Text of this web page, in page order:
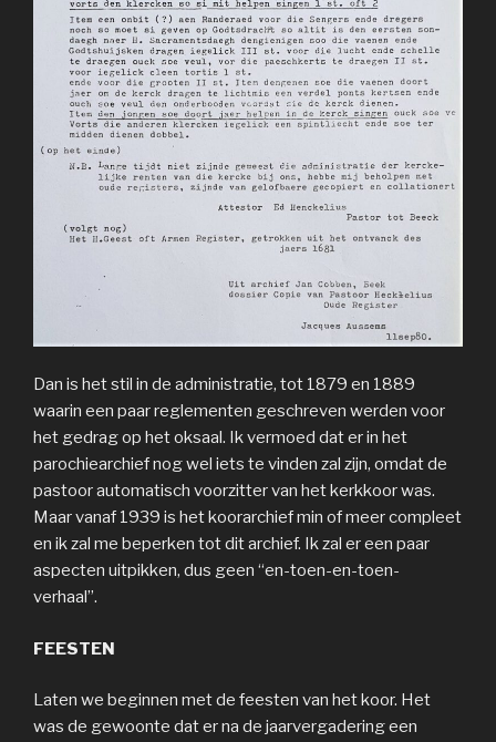
Dan is het stil in de administratie, tot 1879 en 1889
waarin een paar reglementen geschreven werden voor
het gedrag op het oksaal. Ik vermoed dat er in het
parochiearchief nog wel iets te vinden zal zijn, omdat de
pastoor automatisch voorzitter van het kerkkoor was.
Maar vanaf 1939 is het koorarchief min of meer compleet
en ik zal me beperken tot dit archief. Ik zal er een paar
aspecten uitpikken, dus geen “en-toen-en-toen-
verhaal”.
FEESTEN
Laten we beginnen met de feesten van het koor. Het
was de gewoonte dat er na de jaarvergadering een